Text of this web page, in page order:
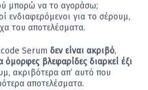
μπορώ να το αγοράσω;
ενδιαφερόμενοι για το σέρουμ,
του αποτελέσματα.
Serum δεν είναι ακριβό,
όμορφες βλεφαρίδες διαρκεί έξι
ακριβότερα απ’ αυτό που
αποτελέσματα.